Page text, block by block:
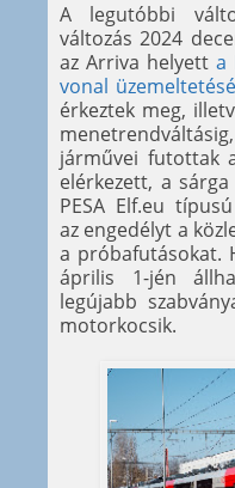
A legutóbbi
változás 2024
az Arriva helyett a
vonal
érkeztek meg,
járművei futottak
elérkezett, a
PESA Elf.eu
az engedélyt a
a próbafutásokat.
április 1-jén
legújabb
motorkocsik.